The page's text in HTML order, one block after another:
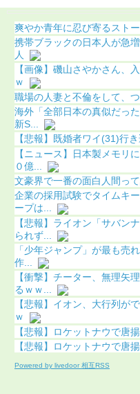
爽やか青年に忍び寄るスト
携帯ブラックの日本人が急
人
【画像】磯山さやかさん、
ｗ
職場の人妻と不倫をして、つ
海外「全部日本の真似だっ
新S...
【悲報】既婚者ワイ(31)行
【ニュース】日本製メモリ
０億...
文豪界で一番の面白人間っ
企業の採用試験でタイムキ
ープは...
【悲報】ライオン「サバン
られず...
「少年ジャンプ」が最も売
作...
【衝撃】チーター、無理矢
るｗｗ...
【悲報】イオン、大行列が
ｗ
【悲報】ロケットナウで唐
【悲報】ロケットナウで唐
Powered by livedoor 相互RSS